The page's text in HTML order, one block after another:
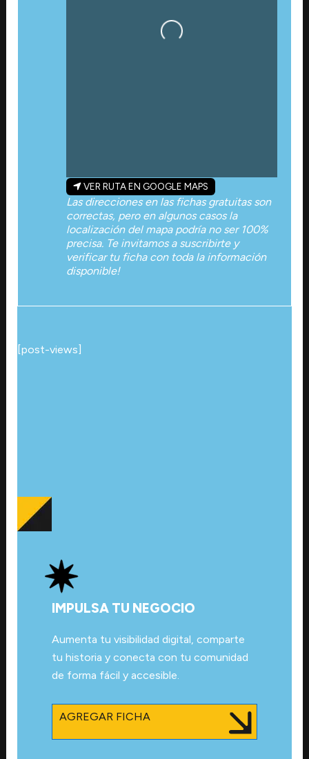
Cargando…
VER RUTA EN GOOGLE MAPS
Las direcciones en las fichas gratuitas son
correctas, pero en algunos casos la
localización del mapa podría no ser 100%
precisa. Te invitamos a suscribirte y
verificar tu ficha con toda la información
disponible!
[post-views]
IMPULSA TU NEGOCIO
Aumenta tu visibilidad digital, comparte
tu historia y conecta con tu comunidad
de forma fácil y accesible.
AGREGAR FICHA